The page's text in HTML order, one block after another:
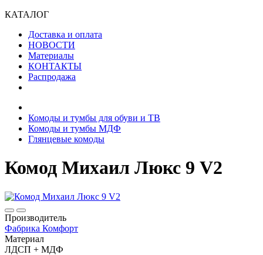
КАТАЛОГ
Доставка и оплата
НОВОСТИ
Материалы
КОНТАКТЫ
Распродажа
Комоды и тумбы для обуви и ТВ
Комоды и тумбы МДФ
Глянцевые комоды
Комод Михаил Люкс 9 V2
Производитель
Фабрика Комфорт
Материал
ЛДСП + МДФ